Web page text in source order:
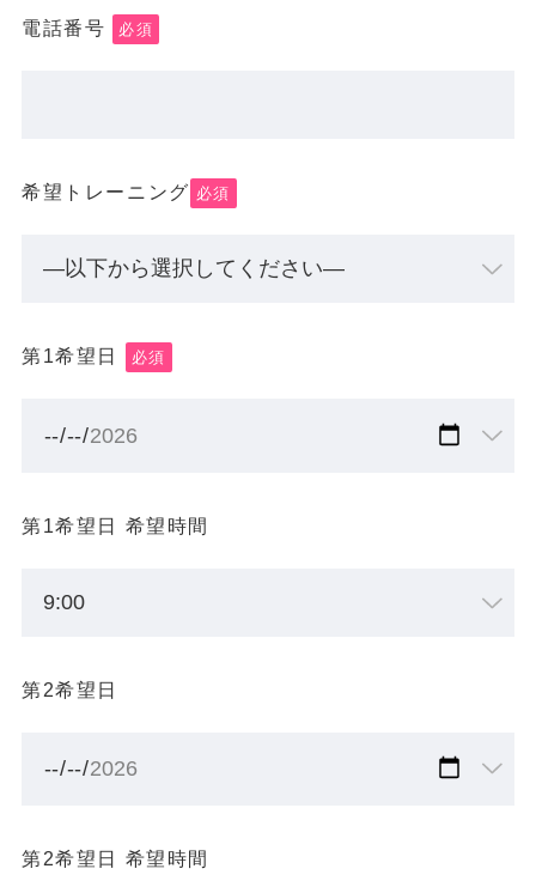
電話番号 必須
希望トレーニング 必須
第1希望日 必須
第1希望日 希望時間
第2希望日
第2希望日 希望時間